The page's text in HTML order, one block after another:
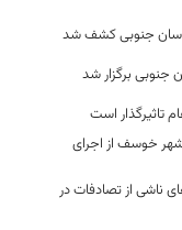
برگزار شد
تاثیرگذار است
خوسف از اجرای
های ناشی از تصادفات در